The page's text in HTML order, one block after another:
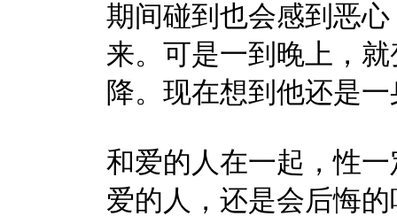
期间碰到也会感到恶
来。可是一到晚上，
降。现在想到他还是
和爱的人在一起，性
爱的人，还是会后悔的